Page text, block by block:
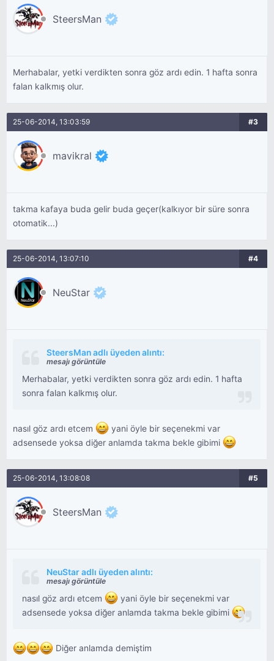
SteersMan
Merhabalar, yetki verdikten sonra göz ardı edin. 1 hafta sonra
falan kalkmış olur.
25-06-2014, 13:03:59 #3
mavikral
takma kafaya buda gelir buda geçer(kalkıyor bir süre sonra
otomatik...)
25-06-2014, 13:07:10 #4
NeuStar
SteersMan adlı üyeden alıntı:
mesajı görüntüle
Merhabalar, yetki verdikten sonra göz ardı edin. 1 hafta
sonra falan kalkmış olur.
nasıl göz ardı etcem
yani öyle bir seçenekmi var
adsensede yoksa diğer anlamda takma bekle gibimi
25-06-2014, 13:08:08 #5
SteersMan
NeuStar adlı üyeden alıntı:
mesajı görüntüle
nasıl göz ardı etcem
yani öyle bir seçenekmi var
adsensede yoksa diğer anlamda takma bekle gibimi
Diğer anlamda demiştim